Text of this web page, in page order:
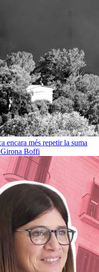
encara més repetir la suma
Boffi